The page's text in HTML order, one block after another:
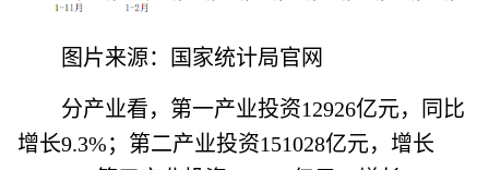
图片来源：国家统计局官网
分产业看，第一产业投资12926亿元，同比
增长9.3%；第二产业投资151028亿元，增长